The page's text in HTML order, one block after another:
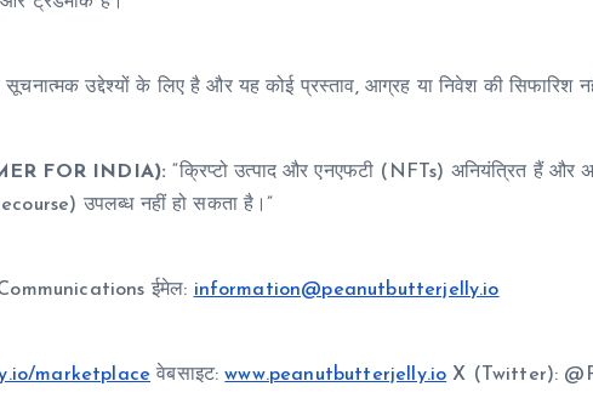
सूचनात्मक उद्देश्यों के लिए है और यह कोई प्रस्ताव, आग्रह या निवेश की सिफारिश
FOR INDIA): “क्रिप्टो उत्पाद और एनएफटी (NFTs) अनियंत्रित हैं
उपलब्ध नहीं हो सकता है।”
ईमेल: information@peanutbutterjelly.io
marketplace वेबसाइट:www.peanutbutterjelly.io X (Twitter):